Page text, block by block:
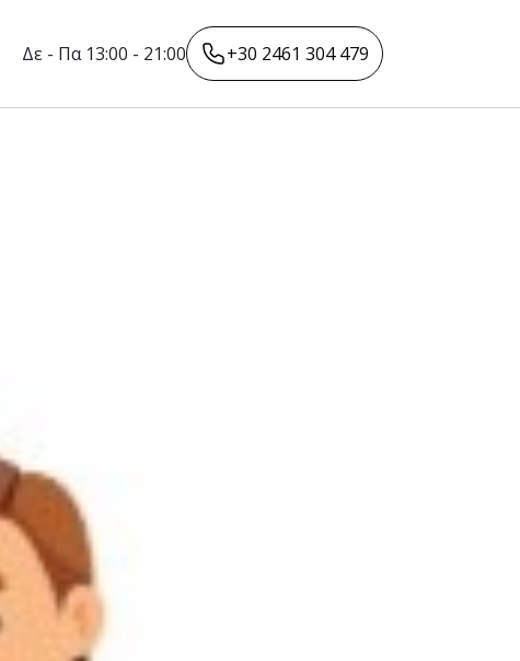
Δε - Πα 13:00 - 21:00 +30 2461 304 479